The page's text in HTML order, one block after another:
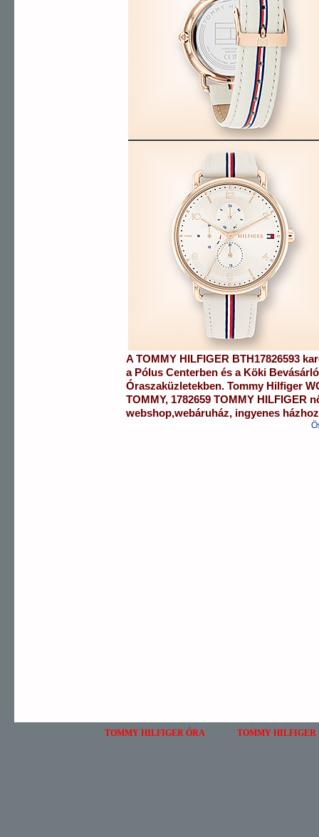
ATOMMY HILFIGER BTH17826593
a Pólus Centerben és a Köki
Óraszaküzletekben.Tommy Hilfiger
TOMMY, 1782659 TOMMY HILFIGER
webshop,webáruház, ingyenes
TOMMY HILFIGER ÓRA TOMMY HILFIGER